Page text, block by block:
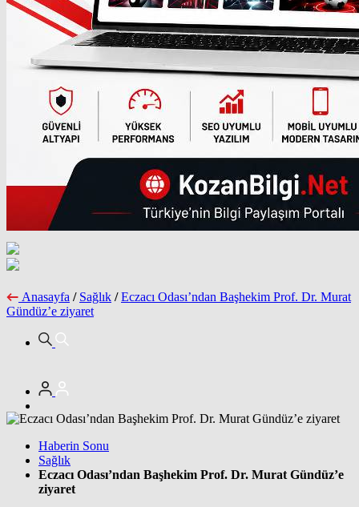
Anasayfa / Sağlık / Eczacı Odası’ndan Başhekim Prof. Dr. Murat
Gündüz’e ziyaret
Haberin Sonu
Sağlık
Eczacı Odası’ndan Başhekim Prof. Dr. Murat Gündüz’e
ziyaret